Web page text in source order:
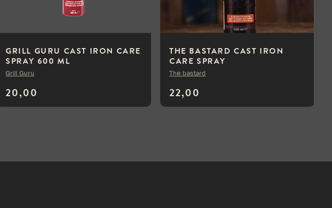
GRILL GURU CAST IRON CARE
SPRAY 600 ML
20,00
Grill Guru
THE BASTARD CAST IRON
CARE SPRAY
22,00
The bastard